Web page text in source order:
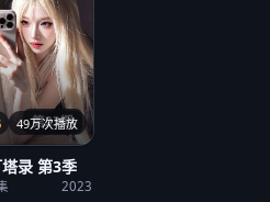
第23期
49万次播放
录 第3季
2023